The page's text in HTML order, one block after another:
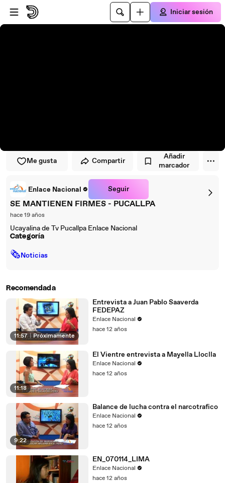
Saltar al reproductor
Saltar al contenido principal
Iniciar sesión
Me gusta Compartir
Añadir
marcador
Enlace Nacional Seguir
SE MANTIENEN FIRMES - PUCALLPA
hace 19 años
Ucayalina de Tv Pucallpa Enlace Nacional
Categoría
🗞Noticias
Recomendada
11:57 | Próximamente
Entrevista a Juan Pablo Saaverda
FEDEPAZ
Enlace Nacional
hace 12 años
11:18
El Vientre entrevista a Mayella Lloclla
Enlace Nacional
hace 12 años
9:22
Balance de lucha contra el narcotrafico
Enlace Nacional
hace 12 años
EN_070114_LIMA
Enlace Nacional
hace 12 años